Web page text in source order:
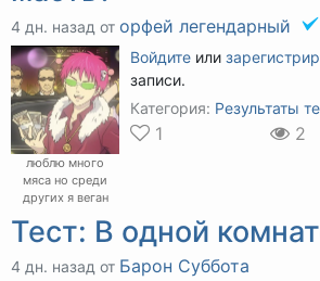
4 дн. назад от орфей легендарный
люблю много
мяса но среди
других я веган
Войдите или
записи.
Категория: Результаты
1 2
Тест: В одной
4 дн. назад от Барон Суббота